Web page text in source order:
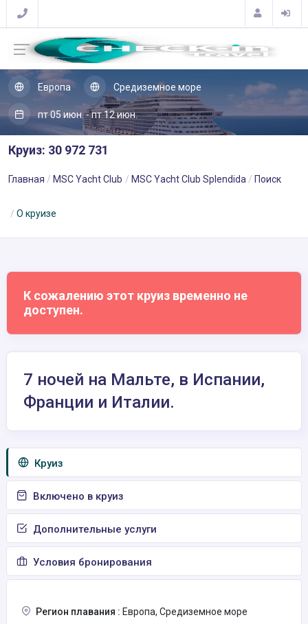
Европа Средиземное море
пт 05 июн. - пт 12 июн.
Круиз: 30 972 731
Главная MSC Yacht Club MSC Yacht Club Splendida Поиск
О круизе
К сожалению этот круиз временно не
доступен.
7 ночей на Мальте, в Испании,
Франции и Италии.
Круиз
Включено в круиз
Дополнительные услуги
Условия бронирования
Регион плавания : Европа, Средиземное море